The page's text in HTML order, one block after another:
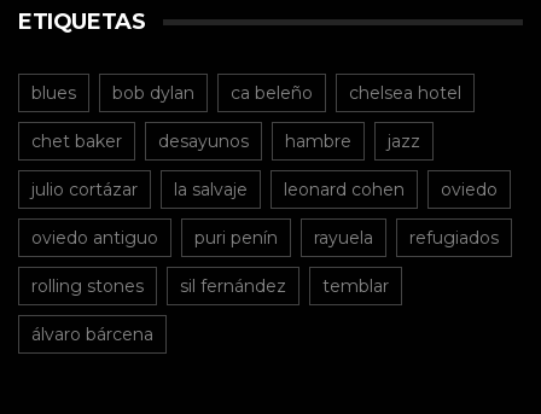
ETIQUETAS
blues bob dylan ca beleño chelsea hotel
chet baker desayunos hambre jazz
julio cortázar la salvaje leonard cohen oviedo
oviedo antiguo puri penín rayuela refugiados
rolling stones sil fernández temblar
álvaro bárcena